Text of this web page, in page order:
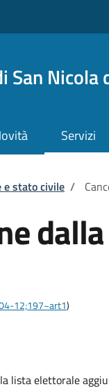
San Nicola
Servizi
e stato civile /
12;197~art1)
lista elettorale